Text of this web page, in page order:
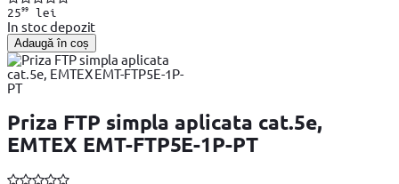
2599lei
In stoc depozit
Adaugă în coș
Priza FTP simpla aplicata cat.5e,
EMTEX EMT-FTP5E-1P-PT